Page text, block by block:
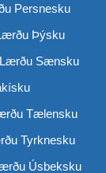
Persnesku
Þýsku
Lærðu Sænsku
Tælensku
Tyrknesku
Úsbeksku